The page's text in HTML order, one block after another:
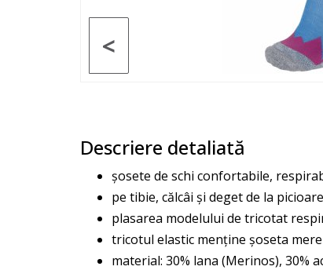
<
Descriere detaliată
șosete de schi confortabile,
pe tibie, călcâi și deget de la
plasarea modelului de tricotat
tricotul elastic menține șoseta
material: 30% lana (Merinos), 30%